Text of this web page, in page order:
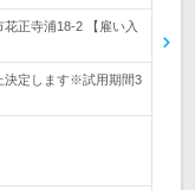
正寺浦18-2 【雇い入
決定します※試用期間3